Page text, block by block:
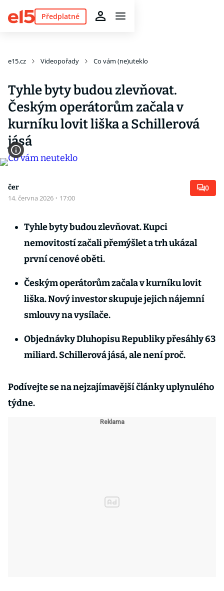
Předplatné
e15.cz Videopořady Co vám (ne)uteklo
Tyhle byty budou zlevňovat.
Českým operátorům začala v
kurníku lovit liška a Schillerová
jásá
čer
14. června 2026 · 17:00
0
Tyhle byty budou zlevňovat. Kupci
nemovitostí začali přemýšlet a trh ukázal
první cenové oběti.
Českým operátorům začala v kurníku lovit
liška. Nový investor skupuje jejich nájemní
smlouvy na vysílače.
Objednávky Dluhopisu Republiky přesáhly 63
miliard. Schillerová jásá, ale není proč.
Podívejte se na nejzajímavější články uplynulého
týdne.